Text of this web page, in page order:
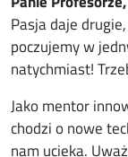
Pasja daje
poczujemy w
natychmiast!
Jako mentor
chodzi o nowe
nam ucieka.